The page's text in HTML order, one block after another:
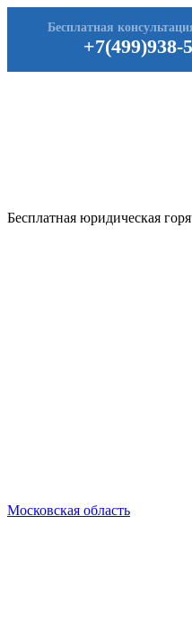
+7(499)938-
Бесплатная
Бесплатная юридическая
Московская область